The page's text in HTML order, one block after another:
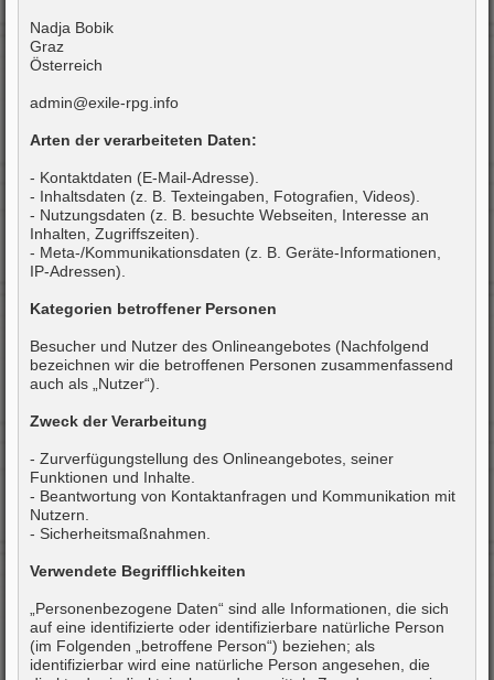
Nadja Bobik
Graz
Österreich
admin@exile-rpg.info
Arten der verarbeiteten Daten:
- Kontaktdaten (E-Mail-Adresse).
- Inhaltsdaten (z. B. Texteingaben, Fotografien, Videos).
- Nutzungsdaten (z. B. besuchte Webseiten, Interesse an
Inhalten, Zugriffszeiten).
- Meta-/Kommunikationsdaten (z. B. Geräte-Informationen,
IP-Adressen).
Kategorien betroffener Personen
Besucher und Nutzer des Onlineangebotes (Nachfolgend
bezeichnen wir die betroffenen Personen zusammenfassend
auch als „Nutzer“).
Zweck der Verarbeitung
- Zurverfügungstellung des Onlineangebotes, seiner
Funktionen und Inhalte.
- Beantwortung von Kontaktanfragen und Kommunikation mit
Nutzern.
- Sicherheitsmaßnahmen.
Verwendete Begrifflichkeiten
„Personenbezogene Daten“ sind alle Informationen, die sich
auf eine identifizierte oder identifizierbare natürliche Person
(im Folgenden „betroffene Person“) beziehen; als
identifizierbar wird eine natürliche Person angesehen, die